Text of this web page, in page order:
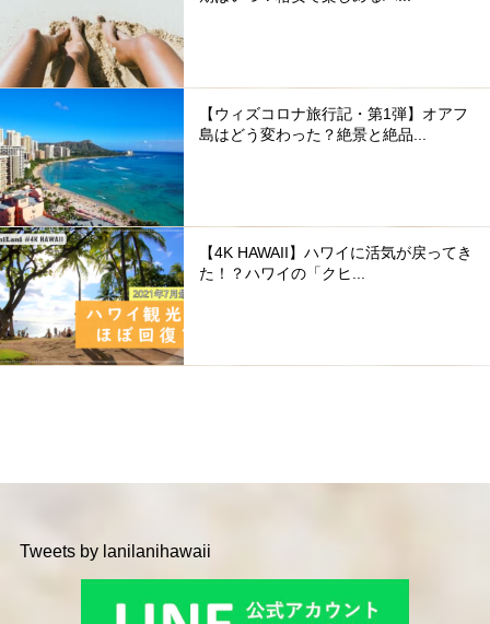
【ウィズコロナ旅行記・第1弾】オアフ
島はどう変わった？絶景と絶品...
【4K HAWAII】ハワイに活気が戻ってき
た！？ハワイの「クヒ...
Tweets by lanilanihawaii